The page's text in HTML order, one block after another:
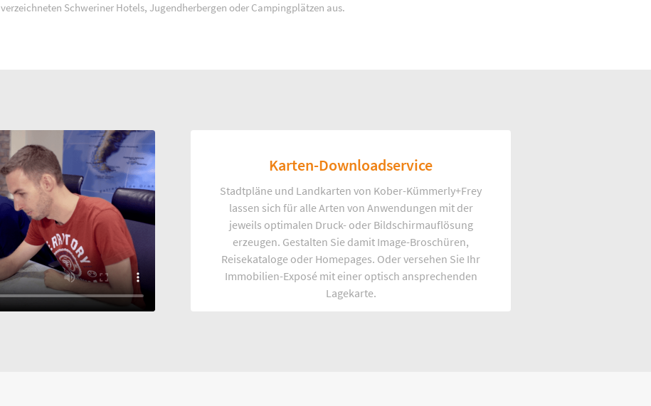
verzeichneten Schweriner Hotels, Jugend­­herbergen oder Campingplätzen aus.
Karten-Downloadservice
Stadtpläne und Landkarten von Kober-Kümmerly+Frey
lassen sich für alle Arten von Anwendungen mit der
jeweils optimalen Druck- oder Bildschirmauflösung
erzeugen. Gestalten Sie damit Image-Broschüren,
Reisekataloge oder Homepages. Oder versehen Sie Ihr
Immobilien-Exposé mit einer optisch ansprechenden
Lagekarte.